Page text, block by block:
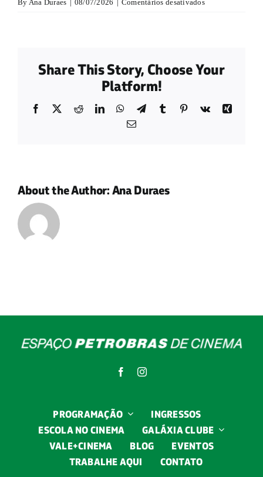
Blog
By Ana Duraes | 08/07/2026 | Comentários desativados
Share This Story, Choose Your
Platform!
Facebook RedditLinkedInWhatsApp
TelegramTumblr Pinterest
Vk
Xing
Email
About the Author:Ana Duraes
PROGRAMAÇÃO
INGRESSOS
ESCOLA NO CINEMA
GALÁXIA CLUBE
VALE+CINEMA
BLOG
EVENTOS
TRABALHE AQUI
CONTATO